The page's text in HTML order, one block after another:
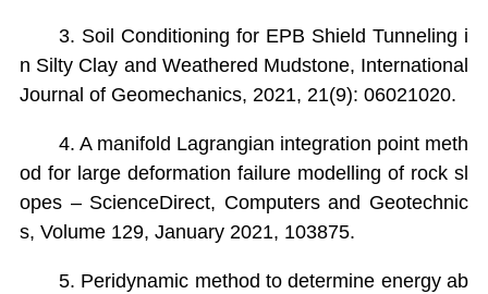
3. Soil Conditioning for EPB Shield Tunneling i
n Silty Clay and Weathered Mudstone, International
Journal of Geomechanics, 2021, 21(9): 06021020.
4. A manifold Lagrangian integration point meth
od for large deformation failure modelling of rock sl
opes – ScienceDirect, Computers and Geotechnic
s, Volume 129, January 2021, 103875.
5. Peridynamic method to determine energy ab